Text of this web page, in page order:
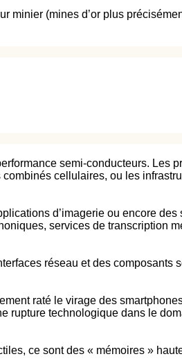
minier (mines d’or plus
semi-conducteurs. Les
cellulaires, ou les
d’imagerie ou encore
services de transcription
réseau et des composants
raté le virage des
rupture technologique dans le
ce sont des « mémoires »